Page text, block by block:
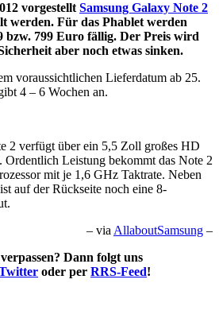
vorgestellt Samsung Galaxy Note 2
werden. Für das Phablet werden
bzw. 799 Euro fällig. Der Preis wird
aber noch etwas sinken.
voraussichtlichen Lieferdatum ab 25.
4 – 6 Wochen an.
2 verfügt über ein 5,5 Zoll großes HD
Leistung bekommt das Note 2
mit je 1,6 GHz Taktrate. Neben
auf der Rückseite noch eine 8-
– via AllaboutSamsung –
Dann folgt uns
oder per RRS-Feed!